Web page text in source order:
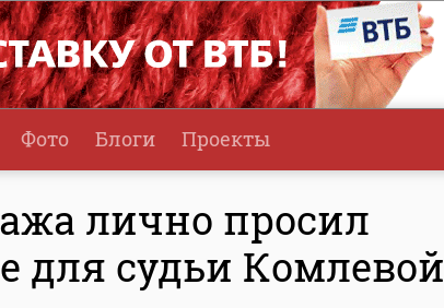
Фото Блоги Проекты
лично просил
для судьи Комлевой